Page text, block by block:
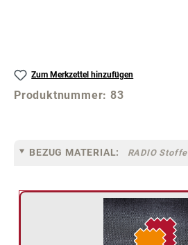
Zum Merkzettel hinzufügen
Produktnummer:83
BEZUG MATERIAL: RADIO Stoffe